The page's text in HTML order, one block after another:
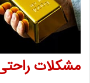
مشکلات راحتی